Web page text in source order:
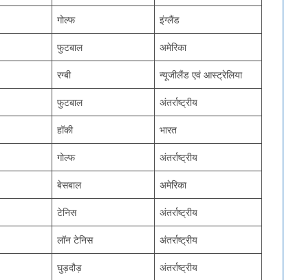
गोल्फ इंग्लैंड
फुटबाल अमेरिका
रग्बी न्यूजीलैंड एवं आस्ट्रेलिया
फुटबाल अंतर्राष्ट्रीय
हॉकी भारत
गोल्फ अंतर्राष्ट्रीय
बेसबाल अमेरिका
टेनिस अंतर्राष्ट्रीय
लॉन टेनिस अंतर्राष्ट्रीय
घुड़दौड़ अंतर्राष्ट्रीय